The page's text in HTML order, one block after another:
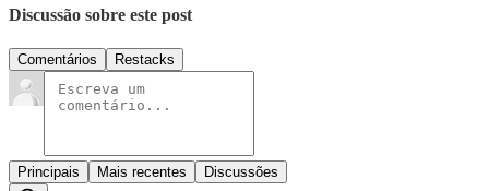
Discussão sobre este post
Comentários Restacks
Principais Mais recentes Discussões